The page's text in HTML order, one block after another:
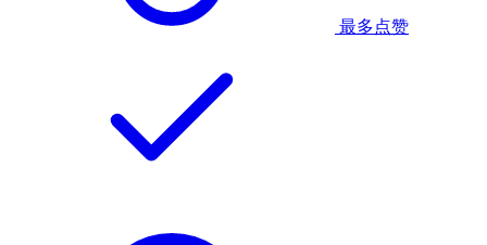
最多点赞